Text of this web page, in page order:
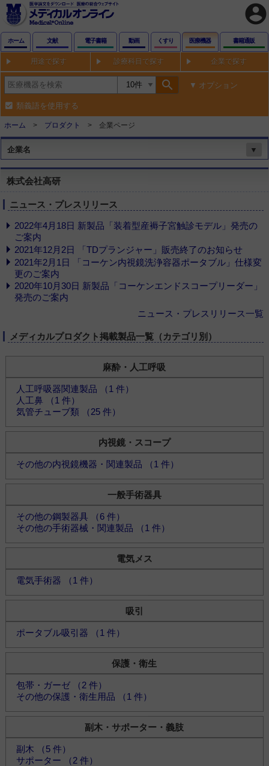
account_circle
ホーム 文献 電子書籍 動画 くすり 医療機器 書籍通販
用途で探す 診療科目で探す 企業で探す
search オプション
類義語を使用する
ホーム プロダクト 企業ページ
企業名 ▼
株式会社高研
ニュース・プレスリリース
2022年4月18日 新製品「装着型産褥子宮触診モデル」発売の
ご案内
2021年12月2日 「TDプランジャー」販売終了のお知らせ
2021年2月1日 「コーケン内視鏡洗浄容器ポータブル」仕様変
更のご案内
2020年10月30日 新製品「コーケンエンドスコープリーダー」
発売のご案内
ニュース・プレスリリース一覧
メディカルプロダクト掲載製品一覧（カテゴリ別）
麻酔・人工呼吸
人工呼吸器関連製品 （1 件）
人工鼻 （1 件）
気管チューブ類 （25 件）
内視鏡・スコープ
その他の内視鏡機器・関連製品 （1 件）
一般手術器具
その他の鋼製器具 （6 件）
その他の手術器械・関連製品 （1 件）
電気メス
電気手術器 （1 件）
吸引
ポータブル吸引器 （1 件）
保護・衛生
包帯・ガーゼ （2 件）
その他の保護・衛生用品 （1 件）
副木・サポーター・義肢
副木 （5 件）
サポーター （2 件）